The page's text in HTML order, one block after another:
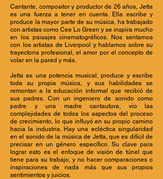
Cantante, compositor y productor de 26 años, Jetta
es una fuerza a tener en cuenta. Ella escribe y
produce la mayor parte de su música, ha trabajado
con artistas como Cee Lo Green y se inspira mucho
en los paisajes cinematográficos. Nos sentamos
con los artistas de Liverpool y hablamos sobre su
trayectoria profesional, el amor por el concepto de
volar en la pared y más.
Jetta es una potencia musical, produce y escribe
toda su propia música, y sus habilidades se
remontan a la educación informal que recibió de
sus padres. Con un ingeniero de sonido como
padre y una madre cantautora, vio las
complejidades de todos los aspectos del proceso
de crecimiento, lo que influyó en su propio camino
hacia la industria. Hay una ecléctica singularidad
en el sonido de la música de Jetta, que es difícil de
precisar en un género específico. Su clave para
lograr esto es el enfoque de visión de túnel que
tiene para su trabajo, y no hacer comparaciones o
inspiraciones de nada más que sus propios
sentimientos y juicios.